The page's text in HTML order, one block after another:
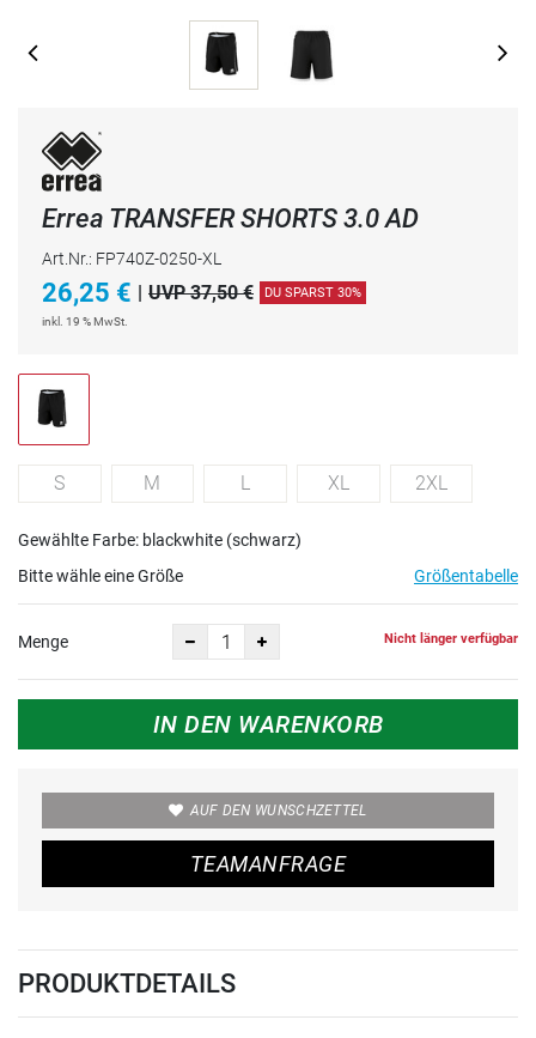
Errea TRANSFER SHORTS 3.0 AD
Art.Nr.: FP740Z-0250-XL
26,25 € | UVP 37,50 € DU SPARST 30%
inkl. 19 % MwSt.
S M L XL 2XL
Gewählte Farbe: blackwhite (schwarz)
Bitte wähle eine Größe
Größentabelle
Menge Nicht länger verfügbar
IN DEN WARENKORB
AUF DEN WUNSCHZETTEL
TEAMANFRAGE
PRODUKTDETAILS